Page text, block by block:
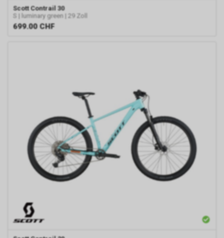
Scott Contrail 30
S | luminary green | 29 Zoll
699.00 CHF